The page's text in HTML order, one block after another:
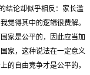
结论却似乎相反：家长滥
觉得其中的逻辑很费解。
家是公平的，因此应当加
家，这种说法在一定意义
的自由竞争才是公平的，